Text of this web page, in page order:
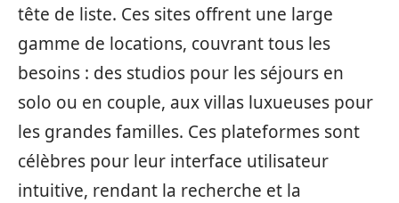
tête de liste. Ces sites offrent une large
gamme de locations, couvrant tous les
besoins : des studios pour les séjours en
solo ou en couple, aux villas luxueuses pour
les grandes familles. Ces plateformes sont
célèbres pour leur interface utilisateur
intuitive, rendant la recherche et la